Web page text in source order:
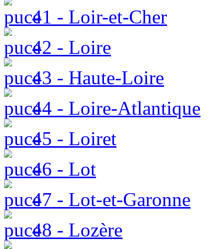
41 - Loir-et-Cher
42 - Loire
43 - Haute-Loire
44 - Loire-Atlantique
45 - Loiret
46 - Lot
47 - Lot-et-Garonne
48 - Lozère